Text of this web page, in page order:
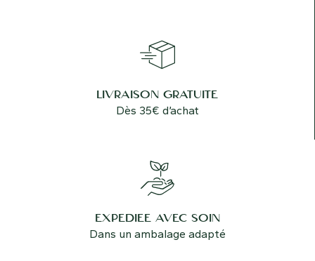
LIVRAISON GRATUITE
Dès 35€ d’achat
EXPÉDIÉE AVEC SOIN
Dans un ambalage adapté